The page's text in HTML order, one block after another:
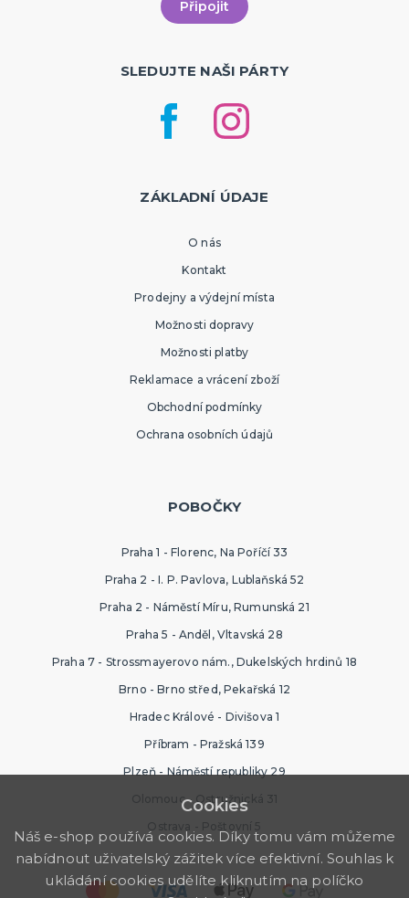
SLEDUJTE NAŠI PÁRTY
ZÁKLADNÍ ÚDAJE
O nás
Kontakt
Prodejny a výdejní místa
Možnosti dopravy
Možnosti platby
Reklamace a vrácení zboží
Obchodní podmínky
Ochrana osobních údajů
POBOČKY
Praha 1 - Florenc, Na Poříčí 33
Praha 2 - I. P. Pavlova, Lublaňská 52
Praha 2 - Náměstí Míru, Rumunská 21
Praha 5 - Anděl, Vltavská 28
Praha 7 - Strossmayerovo nám., Dukelských hrdinů 18
Brno - Brno střed, Pekařská 12
Hradec Králové - Divišova 1
Příbram - Pražská 139
Plzeň - Náměstí republiky 29
Olomouc - Ostružnická 31
Ostrava - Poštovní 5
Cookies
Náš e-shop používá cookies. Díky tomu vám můžeme
nabídnout uživatelský zážitek více efektivní. Souhlas k
ukládání cookies udělíte kliknutím na políčko